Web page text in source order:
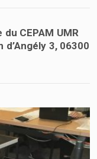
CEPAM UMR
3, 06300